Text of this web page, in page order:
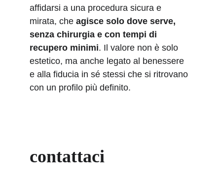
affidarsi a una procedura sicura e
mirata, che agisce solo dove serve,
senza chirurgia e con tempi di
recupero minimi. Il valore non è solo
estetico, ma anche legato al benessere
e alla fiducia in sé stessi che si ritrovano
con un profilo più definito.
contattaci